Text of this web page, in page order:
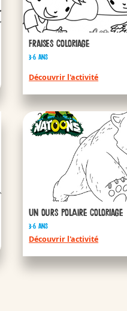
Bueno
bueno
Fraises coloriage
3-6 ans
Découvrir l'activité
Un ours polaire coloriage
3-6 ans
Découvrir l'activité